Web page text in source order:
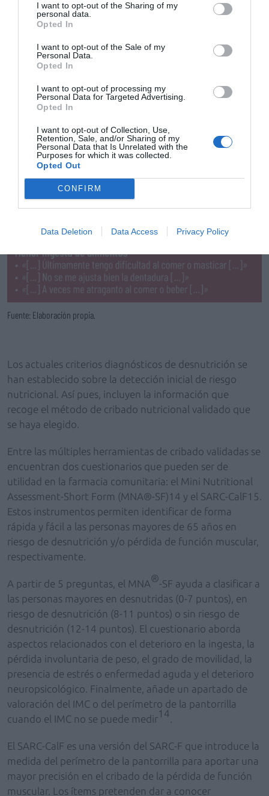
I want to opt-out of the Sharing of my
personal data.
Opted In
I want to opt-out of the Sale of my
Personal Data.
Opted In
I want to opt-out of processing my
Personal Data for Targeted Advertising.
Opted In
I want to opt-out of Collection, Use,
Retention, Sale, and/or Sharing of my
Personal Data that Is Unrelated with the
Purposes for which it was collected.
Opted Out
CONFIRM
Data Deletion Data Access Privacy Policy
Fuente: Elaboración propia.
Los actuales criterios diagnósticos de desnutrición se
han establecido sobre la detección inicial de riesgo
nutricional. Así pues, incluyen la información que
recoge el método de cribado nutricional validado que
se haya elegido.
Entre las múltiples herramientas de cribado validadas se
encuentran dos cuestionarios que pueden ser de
utilidad en la farmacia comunitaria: el Mini Nutritional
Assessment-Short Form (MNA®-SF)14 y el SARC-CalF15.
Estos instrumentos permiten identificar de forma
rápida y fácil a las personas mayores de 65 años en
riesgo de desnutrición y/o pérdida de función muscular,
respectivamente.
A partir de 5 preguntas, el MNA®-SF ayuda a clasificar a
las personas mayores en desnutridas (0-7 puntos), en
riesgo de desnutrición (8-11 puntos) o sin riesgo de
desnutrición (12-14 puntos). El cuestionario aborda
aspectos relacionados con el deterioro en la ingesta, la
pérdida involuntaria de peso, el grado de movilidad, la
presencia de estrés o enfermedad aguda y el deterioro
neuropsicológico. Finalmente, añade un apartado de
valoración del IMC o del perímetro de la pantorrilla
cuando el IMC no se puede medir14
El SARC-CalF es una versión del SARC-F que introduce la
medida del perímetro de la pantorrilla para aportar una
mayor precisión en el cribado de la pérdida de función
muscular. Los ítems pretenden dar a conocer